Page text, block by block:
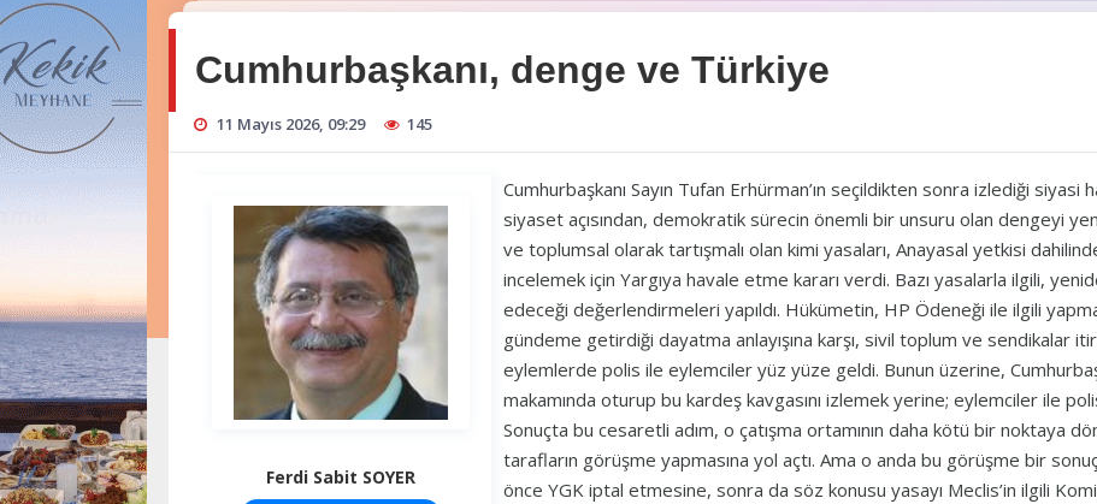
Cumhurbaşkanı, denge ve Türkiye
11 Mayıs 2026, 09:29 145
Ferdi Sabit SOYER
Cumhurbaşkanı Sayın Tufan Erhürman’ın seçildikten sonra izlediği
siyaset açısından, demokratik sürecin önemli bir unsuru olan dengeyi
ve toplumsal olarak tartışmalı olan kimi yasaları, Anayasal yetkisi
incelemek için Yargıya havale etme kararı verdi. Bazı yasalarla ilgili,
edeceği değerlendirmeleri yapıldı. Hükümetin, HP Ödeneği ile ilgili
gündeme getirdiği dayatma anlayışına karşı, sivil toplum ve sendikalar
eylemlerde polis ile eylemciler yüz yüze geldi. Bunun üzerine,
makamında oturup bu kardeş kavgasını izlemek yerine; eylemciler ile
Sonuçta bu cesaretli adım, o çatışma ortamının daha kötü bir noktaya
tarafların görüşme yapmasına yol açtı. Ama o anda bu görüşme bir
önce YGK iptal etmesine, sonra da söz konusu yasayı Meclis’in ilgili